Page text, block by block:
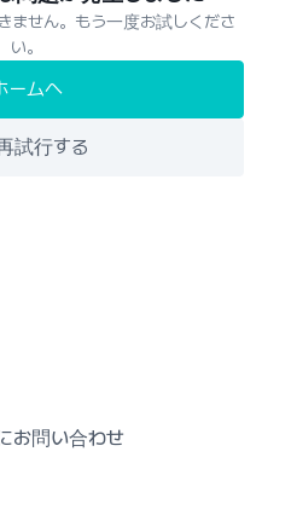
ません。もう一度お試しくださ
い。
ームへ
試行する
お問い合わせ